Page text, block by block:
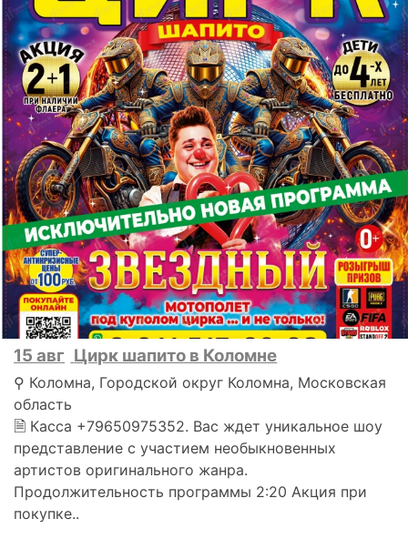
15 авг Цирк шапито в Коломне
⚲ Коломна, Городской округ Коломна, Московская
область
🗎 Касса +79650975352. Вас ждет уникальное шоу
представление с участием необыкновенных
артистов оригинального жанра.
Продолжительность программы 2:20 Акция при
покупке..